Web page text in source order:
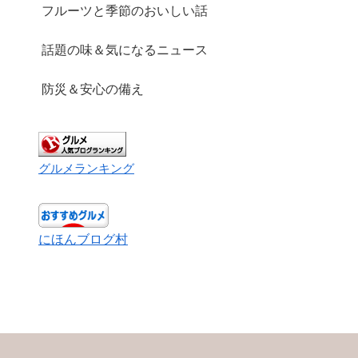
フルーツと季節のおいしい話
話題の味＆気になるニュース
防災＆安心の備え
グルメランキング
にほんブログ村